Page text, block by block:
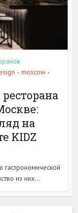
• moscow •
на
KIDZ
гастрономической
из них...